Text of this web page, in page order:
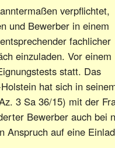
verpflichtet,
und Bewerber in einem
fachlicher
einzuladen. Vor einem
statt. Das
hat sich in
3 Sa 36/15) mit der
Bewerber auch bei
Anspruch auf eine